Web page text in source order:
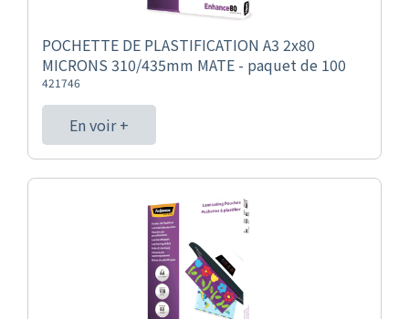
POCHETTE DE PLASTIFICATION A3 2x80
MICRONS 310/435mm MATE - paquet de 100
421746
En voir +